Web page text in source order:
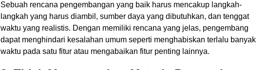
Sebuah rencana pengembangan yang baik harus mencakup langkah-
langkah yang harus diambil, sumber daya yang dibutuhkan, dan tenggat
waktu yang realistis. Dengan memiliki rencana yang jelas, pengembang
dapat menghindari kesalahan umum seperti menghabiskan terlalu banyak
waktu pada satu fitur atau mengabaikan fitur penting lainnya.